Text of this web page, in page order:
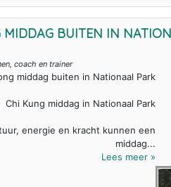
BUITEN IN
coach en trainer
middag buiten in Nationaal Park
Chi Kung middag in Nationaal Park
energie en kracht kunnen een
middag...
Lees meer »